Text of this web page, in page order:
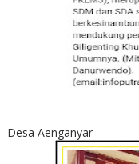
Desa Aenganyar